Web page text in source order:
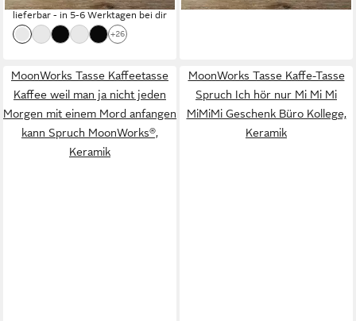
lieferbar - in 5-6 Werktagen bei dir
+26
Keramik
lieferbar - in 5-6 Werktagen bei dir
MoonWorks Tasse Kaffeetasse
Kaffee weil man ja nicht jeden
Morgen mit einem Mord anfangen
kann Spruch MoonWorks®,
Keramik
MoonWorks Tasse Kaffe-Tasse
Spruch Ich hör nur Mi Mi Mi
MiMiMi Geschenk Büro Kollege,
Keramik